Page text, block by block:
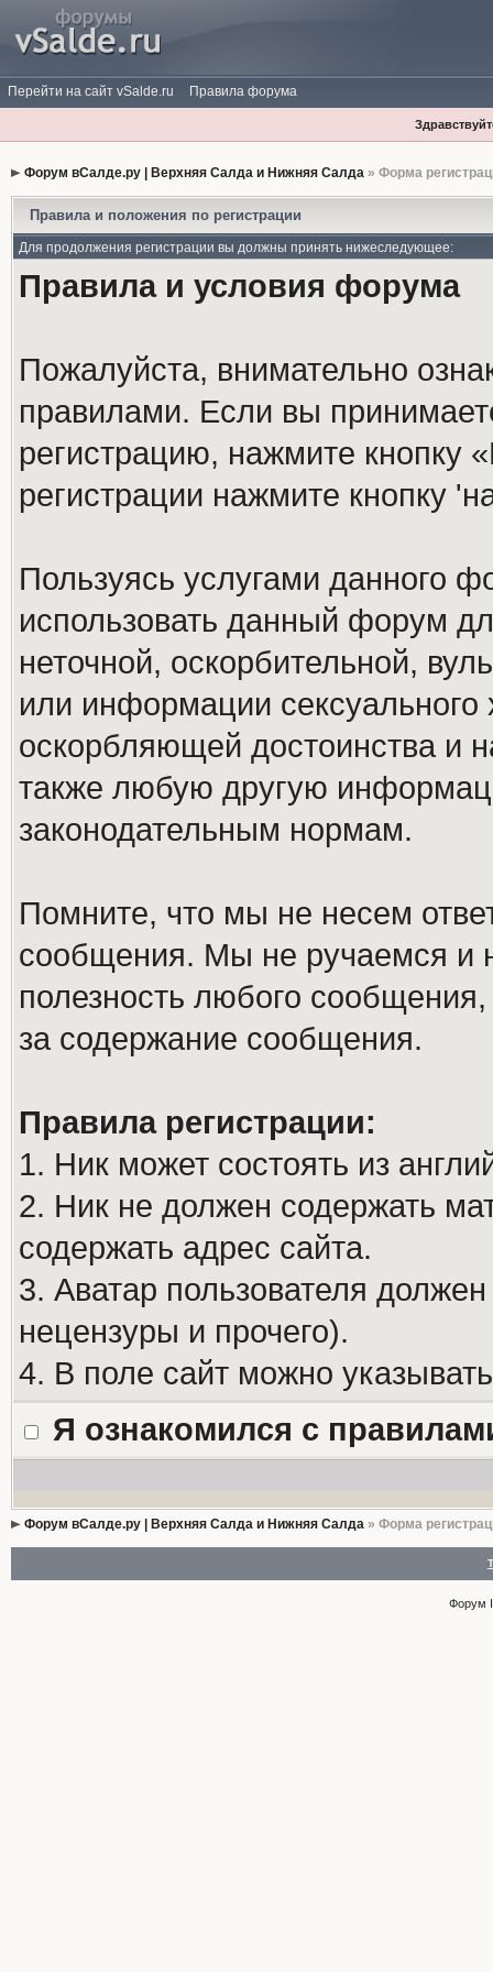
Перейти на сайт vSalde.ru Правила форума
Форум вСалде.ру | Верхняя Салда и Нижняя Салда» Форма
Правила и положения по регистрации
Для продолжения регистрации вы должны принять нижеследующее:
Правила и условия форума
Пожалуйста, внимательно
правилами. Если вы
регистрацию, нажмите кнопку
регистрации нажмите кнопку
Пользуясь услугами данного
использовать данный форум
неточной, оскорбительной,
или информации
оскорбляющей достоинства и
также любую другую
законодательным нормам.
Помните, что мы не несем
сообщения. Мы не ручаемся и
полезность любого
за содержание сообщения.
Правила регистрации:
1. Ник может состоять из
2. Ник не должен содержать
содержать адрес сайта.
3. Аватар пользователя
нецензуры и прочего).
4. В поле сайт можно
Я ознакомился с
Форум вСалде.ру | Верхняя Салда и Нижняя Салда» Форма
Форум